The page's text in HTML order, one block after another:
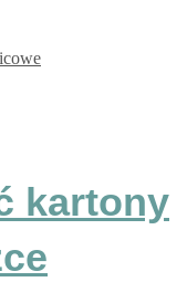
kartony